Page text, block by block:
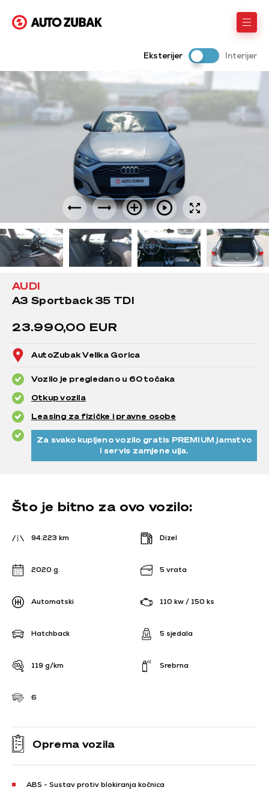
Eksterijer Interijer
AUDI
A3 Sportback 35 TDI
23.990,00 EUR
AutoZubak Velika Gorica
Vozilo je pregledano u 60 točaka
Otkup vozila
Leasing za fizičke i pravne osobe
Za svako kupljeno vozilo gratis PREMIUM jamstvo
i servis zamjene ulja.
Što je bitno za ovo vozilo:
94.223 km Dizel
2020 g. 5 vrata
Automatski 110 kw / 150 ks
Hatchback 5 sjedala
119 g/km Srebrna
6
Oprema vozila
ABS - Sustav protiv blokiranja kočnica